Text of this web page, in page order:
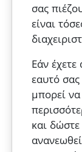
σας
είναι
Εάν έχετε
εαυτό
μπορεί να
και